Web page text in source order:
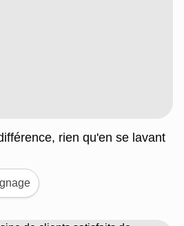
rien qu'en se lavant